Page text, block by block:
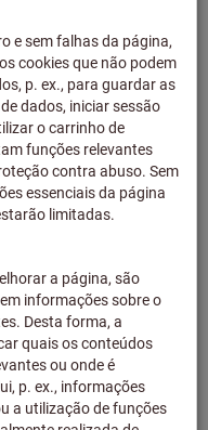
20,53 €
Preço por 1 conjunto
(6,84 € / 1 Peça)
à taxa atualPreços mais
custos de entrega
medição de plástico
083548